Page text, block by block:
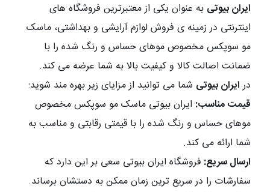
ایران بیوتی به عنوان یکی از معتبرترین فروشگاه های
اینترنتی در زمینه ی فروش لوازم آرایشی و بهداشتی، ماسک
مو سوپکس مخصوص موهای حساس و رنگ شده را با
ضمانت اصالت کالا و کیفیت بالا به شما عرضه می کند.
درایران بیوتی شما می توانید از مزایای زیر بهره مند شوید:
قیمت مناسب: ایران بیوتی ماسک مو سوپکس مخصوص
موهای حساس و رنگ شده را با قیمتی رقابتی و مناسب به
شما ارائه می کند.
ارسال سریع: فروشگاه ایران بیوتی سعی بر این دارد که
سفارشات را در سریع ترین زمان ممکن به دستشان برساند.